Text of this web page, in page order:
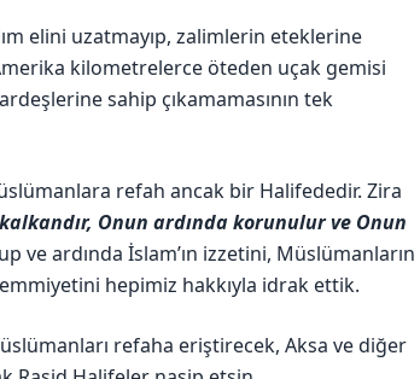
elini uzatmayıp, zalimlerin eteklerine
kilometrelerce öteden uçak gemisi
sahip çıkamamasının tek
refah ancak bir Halifededir. Zira
Onun ardında korunulur ve Onun
ardında İslam’ın izzetini, Müslümanların
hepimiz hakkıyla idrak ettik.
refaha eriştirecek, Aksa ve diğer